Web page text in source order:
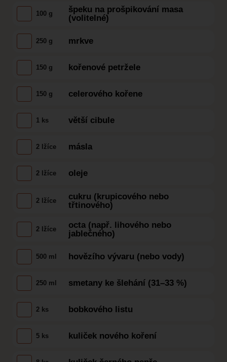
100 g
špeku na prošpikování masa
(volitelné)
250 g mrkve
150 g kořenové petržele
150 g celerového kořene
1 ks větší cibule
2 lžíce másla
2 lžíce oleje
2 lžíce
cukru (krupicového nebo
třtinového)
2 lžíce
octa (např. lihového nebo
jablečného)
500 ml hovězího vývaru (nebo vody)
250 ml smetany ke šlehání (31–33 %)
2 ks bobkového listu
5 ks kuliček nového koření